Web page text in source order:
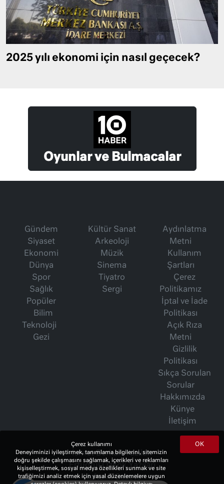
2025 yılı ekonomi için nasıl geçecek?
Oyunlar ve Bulmacalar
Gündem
Siyaset
Ekonomi
Dünya
Spor
Sağlık
Popüler
Bilim
Teknoloji
Gezi
Kültür Sanat
Arkeoloji
Müzik
Sinema
Tiyatro
Sergi
Aydınlatma
Metni
Kullanım
Şartları
Çerez
Politikamız
İptal ve İade
Politikası
Açık Rıza
Metni
Gizlilik
Politikası
Sıkça Sorulan
Sorular
Hakkımızda
Künye
İletişim
İsmet Berkan Yazıları
Ertuğrul Özkök Yazıları
Haftalık Gazete
OK
Çerez kullanımı
Deneyiminizi iyileştirmek, tanımlama bilgilerini, sitemizin
doğru şekilde çalışmasını sağlamak, içerikleri ve reklamları
kişiselleştirmek, sosyal medya özellikleri sunmak ve site
trafiğimizi analiz etmek için yasal düzenlemelere uygun